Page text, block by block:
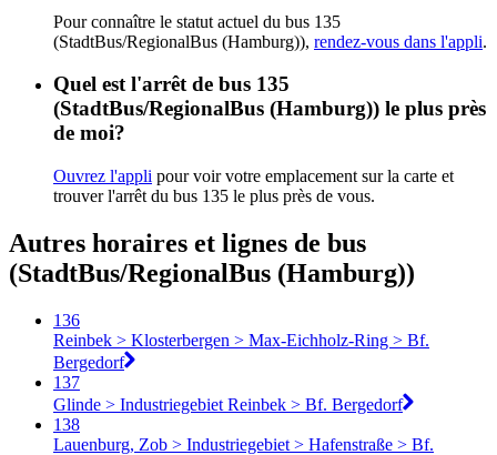
Pour connaître le statut actuel du bus 135
(StadtBus/RegionalBus (Hamburg)), rendez-vous dans l'appli.
Quel est l'arrêt de bus 135
(StadtBus/RegionalBus (Hamburg)) le plus près
de moi?
Ouvrez l'appli pour voir votre emplacement sur la carte et
trouver l'arrêt du bus 135 le plus près de vous.
Autres horaires et lignes de bus
(StadtBus/RegionalBus (Hamburg))
136
Reinbek > Klosterbergen > Max-Eichholz-Ring > Bf.
Bergedorf
137
Glinde > Industriegebiet Reinbek > Bf. Bergedorf
138
Lauenburg, Zob > Industriegebiet > Hafenstraße > Bf.